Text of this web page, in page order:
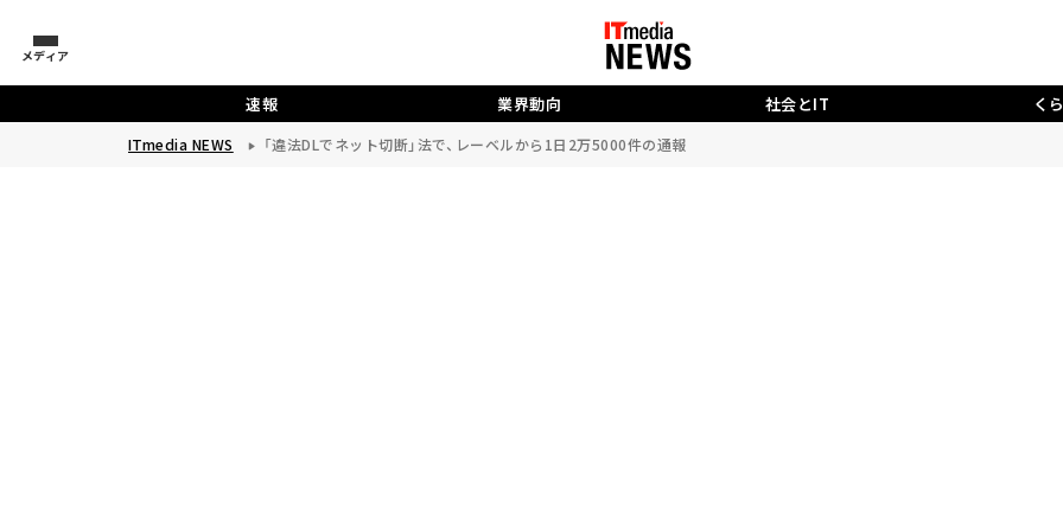
メディア
速報 業界動向 社会とIT く
ITmedia NEWS 「違法DLでネット切断」法で、レーベルから1日2万5000件の通報